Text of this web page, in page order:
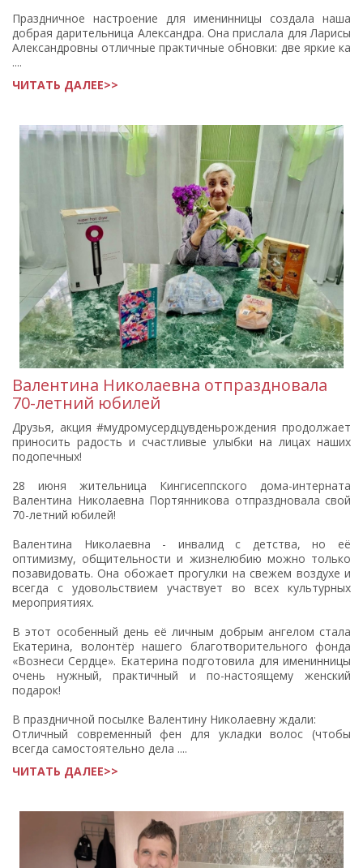
Праздничное настроение для именинницы создала наша
добрая дарительница Александра. Она прислала для Ларисы
Александровны отличные практичные обновки: две яркие ка
....
ЧИТАТЬ ДАЛЕЕ>>
Валентина Николаевна отпраздновала
70-летний юбилей
Друзья, акция #мудромусердцувденьрождения продолжает
приносить радость и счастливые улыбки на лицах наших
подопечных!
28 июня жительница Кингисеппского дома-интерната
Валентина Николаевна Портянникова отпраздновала свой
70-летний юбилей!
Валентина Николаевна - инвалид с детства, но её
оптимизму, общительности и жизнелюбию можно только
позавидовать. Она обожает прогулки на свежем воздухе и
всегда с удовольствием участвует во всех культурных
мероприятиях.
В этот особенный день её личным добрым ангелом стала
Екатерина, волонтёр нашего благотворительного фонда
«Вознеси Сердце». Екатерина подготовила для именинницы
очень нужный, практичный и по-настоящему женский
подарок!
В праздничной посылке Валентину Николаевну ждали:
Отличный современный фен для укладки волос (чтобы
всегда самостоятельно дела ....
ЧИТАТЬ ДАЛЕЕ>>